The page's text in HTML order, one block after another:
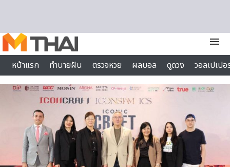
menu
หน้าแรก
ทำนายฝัน ตรวจหวย ผลบอล ดูดวง
วอลเปเป
ไลฟ์สไตล์